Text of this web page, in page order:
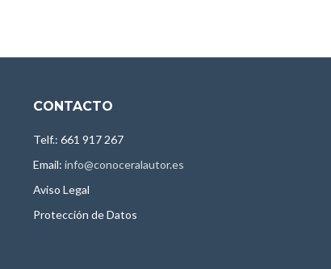
CONTACTO
Telf.: 661 917 267
Email: info@conoceralautor.es
Aviso Legal
Protección de Datos